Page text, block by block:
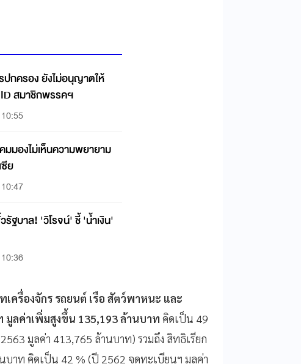
กครอง ยังไม่อนุญาตให้
สมาชิกพรรคฯ
มองไม่เห็นความพยายาม
ย
รัฐบาล! 'วิโรจน์' ชี้ 'น้ำเงิน'
ครื่องจักร รถยนต์ เรือ สัตว์พาหนะ และ
ลค่าเพิ่มสูงขึ้น 135,193 ล้านบาท คิดเป็น 49
มูลค่า 413,765 ล้านบาท) รวมถึง สิทธิเรียก
บาท คิดเป็น 42 % (ปี 2562 จดทะเบียนฯ มูลค่า